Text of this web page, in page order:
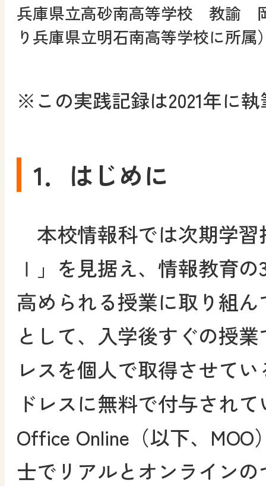
兵庫県立高砂南高等学校 教諭
り兵庫県立明石南高等学校に所属
※この実践記録は2021年に
1．はじめに
本校情報科では次期学習
Ⅰ」を見据え、情報教育
高められる授業に取り組
として、入学後すぐの授
レスを個人で取得させて
ドレスに無料で付与され
Office Online（以下、
士でリアルとオンライン